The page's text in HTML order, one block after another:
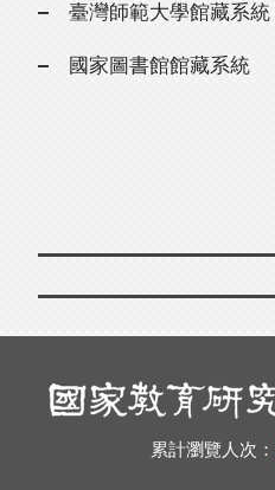
臺灣師範大學館藏系統
國家圖書館館藏系統
累計瀏覽人次：